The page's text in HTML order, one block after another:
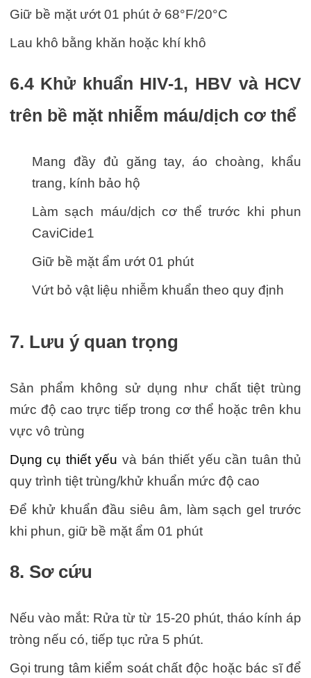
Giữ bề mặt ướt 01 phút ở 68°F/20°C
Lau khô bằng khăn hoặc khí khô
6.4 Khử khuẩn HIV-1, HBV và HCV
trên bề mặt nhiễm máu/dịch cơ thể
Mang đầy đủ găng tay, áo choàng, khẩu
trang, kính bảo hộ
Làm sạch máu/dịch cơ thể trước khi phun
CaviCide1
Giữ bề mặt ẩm ướt 01 phút
Vứt bỏ vật liệu nhiễm khuẩn theo quy định
7. Lưu ý quan trọng
Sản phẩm không sử dụng như chất tiệt trùng
mức độ cao trực tiếp trong cơ thể hoặc trên khu
vực vô trùng
Dụng cụ thiết yếu và bán thiết yếu cần tuân thủ
quy trình tiệt trùng/khử khuẩn mức độ cao
Để khử khuẩn đầu siêu âm, làm sạch gel trước
khi phun, giữ bề mặt ẩm 01 phút
8. Sơ cứu
Nếu vào mắt: Rửa từ từ 15-20 phút, tháo kính áp
tròng nếu có, tiếp tục rửa 5 phút.
Gọi trung tâm kiểm soát chất độc hoặc bác sĩ để